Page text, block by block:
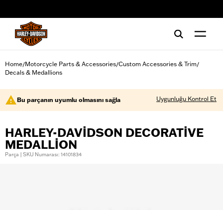
Home/Motorcycle Parts & Accessories/Custom Accessories & Trim/
Decals & Medallions
Bu parçanın uyumlu olmasını sağla Uygunluğu Kontrol Et
HARLEY-DAVIDSON DECORATIVE
MEDALLION
Parça | SKU Numarası: 14101834